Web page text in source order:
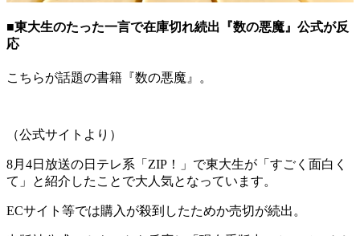
■東大生のたった一言で在庫切れ続出『数の悪魔』公式が反
応
こちらが話題の書籍『数の悪魔』。
（公式サイトより）
8月4日放送の日テレ系「ZIP！」で東大生が「すごく面白く
て」と紹介したことで大人気となっています。
ECサイト等では購入が殺到したためか売切が続出。